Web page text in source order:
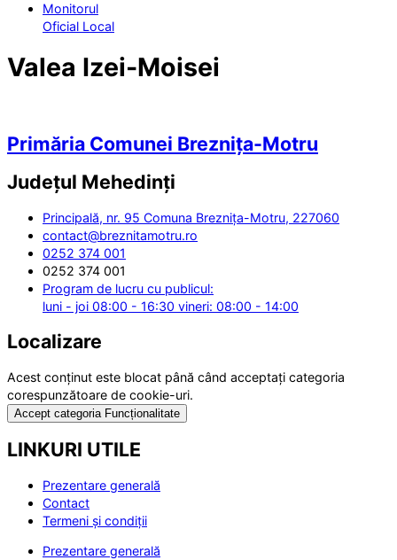
Monitorul
Oficial Local
Valea Izei-Moisei
Primăria Comunei Breznița-Motru
Județul Mehedinți
Principală, nr. 95 Comuna Breznița-Motru, 227060
contact@breznitamotru.ro
0252 374 001
0252 374 001
Program de lucru cu publicul:
luni - joi 08:00 - 16:30 vineri: 08:00 - 14:00
Localizare
Acest conținut este blocat până când acceptați categoria
corespunzătoare de cookie-uri.
Accept categoria Funcționalitate
LINKURI UTILE
Prezentare generală
Contact
Termeni și condiții
Prezentare generală